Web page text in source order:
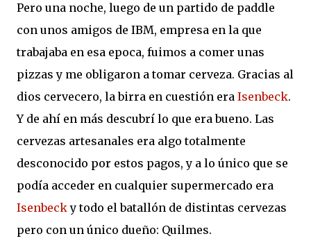
Pero una noche, luego de un partido de paddle
con unos amigos de IBM, empresa en la que
trabajaba en esa epoca, fuimos a comer unas
pizzas y me obligaron a tomar cerveza. Gracias al
dios cervecero, la birra en cuestión era Isenbeck.
Y de ahí en más descubrí lo que era bueno. Las
cervezas artesanales era algo totalmente
desconocido por estos pagos, y a lo único que se
podía acceder en cualquier supermercado era
Isenbecky todo el batallón de distintas cervezas
pero con un único dueño: Quilmes.